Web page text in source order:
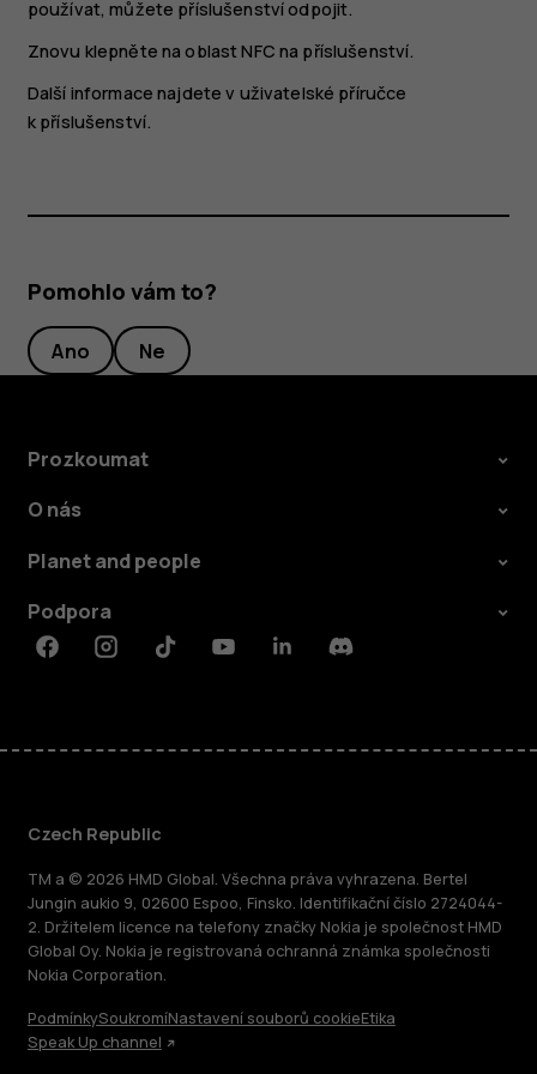
používat, můžete příslušenství odpojit.
Znovu klepněte na oblast NFC na příslušenství.
Další informace najdete v uživatelské příručce
k příslušenství.
Pomohlo vám to?
Ano Ne
Prozkoumat
O nás
Planet and people
Podpora
FacebookInstagramTiktokYoutubeLinkedinDiscord
Czech Republic
TM a © 2026 HMD Global. Všechna práva vyhrazena. Bertel
Jungin aukio 9, 02600 Espoo, Finsko. Identifikační číslo 2724044-
2. Držitelem licence na telefony značky Nokia je společnost HMD
Global Oy. Nokia je registrovaná ochranná známka společnosti
Nokia Corporation.
PodmínkySoukromíNastavení souborů cookieEtika
Speak Up channel